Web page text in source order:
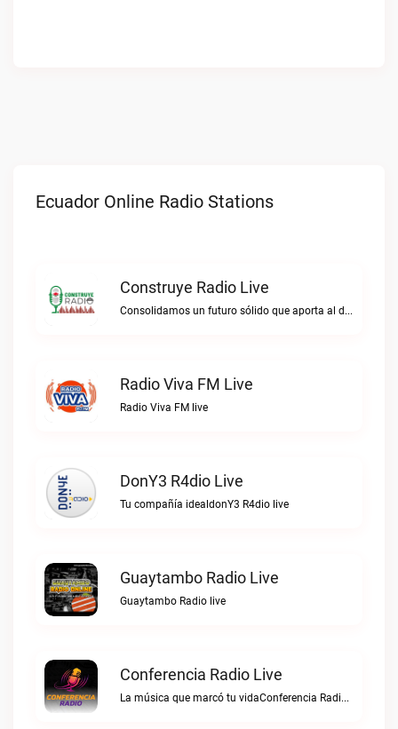
Ecuador Online Radio Stations
Construye Radio Live
Consolidamos un futuro sólido que aporta al desarrollo.Construye Radio live
Radio Viva FM Live
Radio Viva FM live
DonY3 R4dio Live
Tu compañía idealdonY3 R4dio live
Guaytambo Radio Live
Guaytambo Radio live
Conferencia Radio Live
La música que marcó tu vidaConferencia Radio live